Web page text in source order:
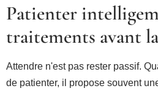
Patienter
traitements avant
Attendre n'est pas rester passif.
de patienter, il propose souvent